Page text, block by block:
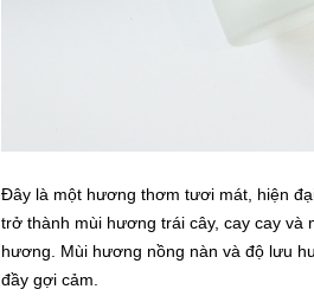
Đây là một hương thơm tươi mát, hiện
trở thành mùi hương trái cây, cay cay
hương. Mùi hương nồng nàn và độ lưu
đầy gợi cảm.